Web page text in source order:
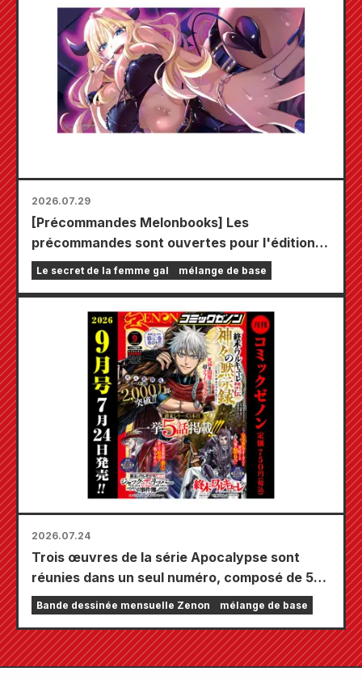
2026.07.29
[Précommandes Melonbooks] Les
précommandes sont ouvertes pour l'édition
limitée comprenant un tapis de jeu spécial
orné d'une magnifique illustration de Fuyuki
Secret of the Gal Bride » sortira le 20
Le secret de la femme gal mélange de base
2026.07.24
Trois œuvres de la série Apocalypse sont
réunies dans un seul numéro, composé de 5
chapitres ! Le numéro de septembre 2026 de
« Monthly Comic Zenon » sera disponible le
24 juillet !
Bande dessinée mensuelle Zenon mélange de base